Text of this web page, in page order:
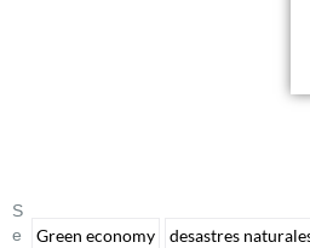
S
E
Green economy desastres